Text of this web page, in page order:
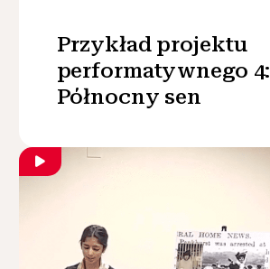
Przykład projektu
performatywnego 4:
Północny sen